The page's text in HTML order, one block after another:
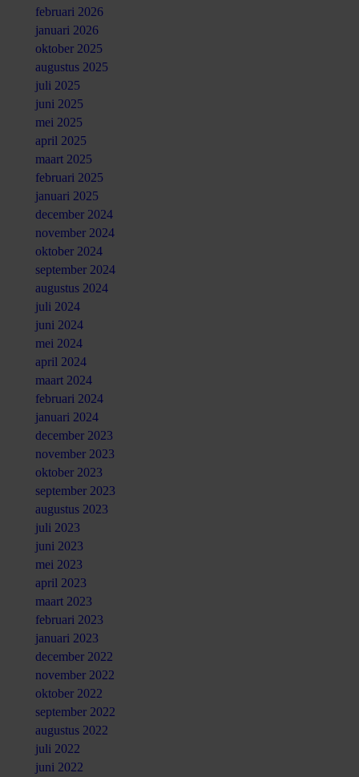
februari 2026
januari 2026
oktober 2025
augustus 2025
juli 2025
juni 2025
mei 2025
april 2025
maart 2025
februari 2025
januari 2025
december 2024
november 2024
oktober 2024
september 2024
augustus 2024
juli 2024
juni 2024
mei 2024
april 2024
maart 2024
februari 2024
januari 2024
december 2023
november 2023
oktober 2023
september 2023
augustus 2023
juli 2023
juni 2023
mei 2023
april 2023
maart 2023
februari 2023
januari 2023
december 2022
november 2022
oktober 2022
september 2022
augustus 2022
juli 2022
juni 2022